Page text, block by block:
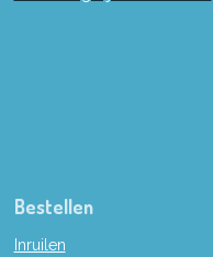
Bestellen
Inruilen